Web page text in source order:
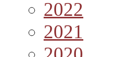
2022
2021